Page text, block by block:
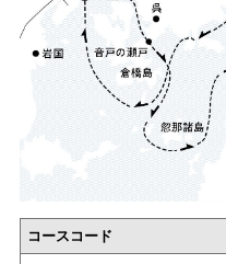
コースコード